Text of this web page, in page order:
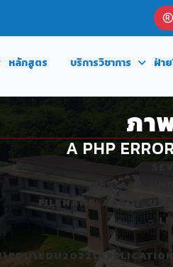
หลักสูตร บริการวิชาการ ฝ่า
ภา
A PHP
MESSAGE:
FILENAME: